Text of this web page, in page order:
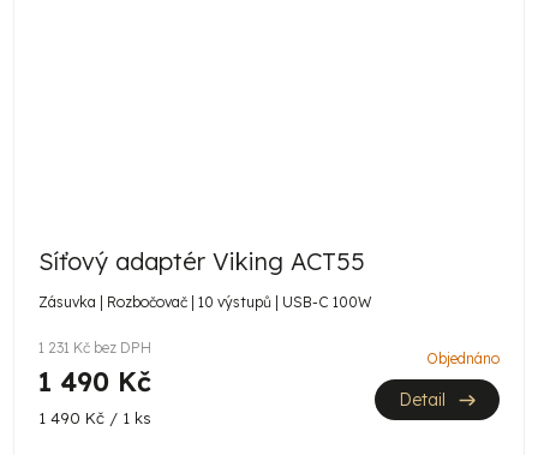
Síťový adaptér Viking ACT55
Zásuvka | Rozbočovač | 10 výstupů | USB-C 100W
1 231 Kč bez DPH
1 490 Kč
Měrná
1 490 Kč / 1 ks
Objednáno
Detail